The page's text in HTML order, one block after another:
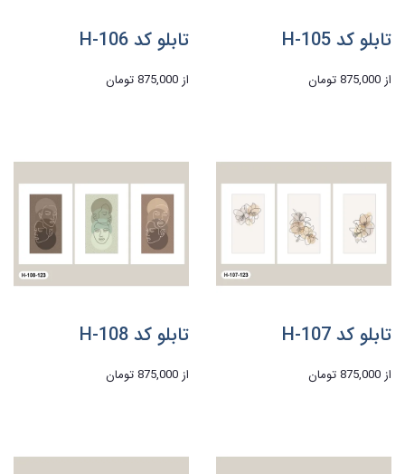
تابلو کد H-105
از 875,000 تومان
تابلو کد H-106
از 875,000 تومان
تابلو کد H-107
از 875,000 تومان
تابلو کد H-108
از 875,000 تومان